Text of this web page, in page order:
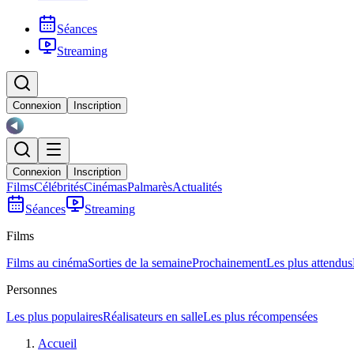
Séances
Streaming
Connexion Inscription
Connexion Inscription
FilmsCélébritésCinémasPalmarèsActualités
Séances
Streaming
Films
Films au cinémaSorties de la semaineProchainementLes plus attendus
Personnes
Les plus populairesRéalisateurs en salleLes plus récompensées
Accueil